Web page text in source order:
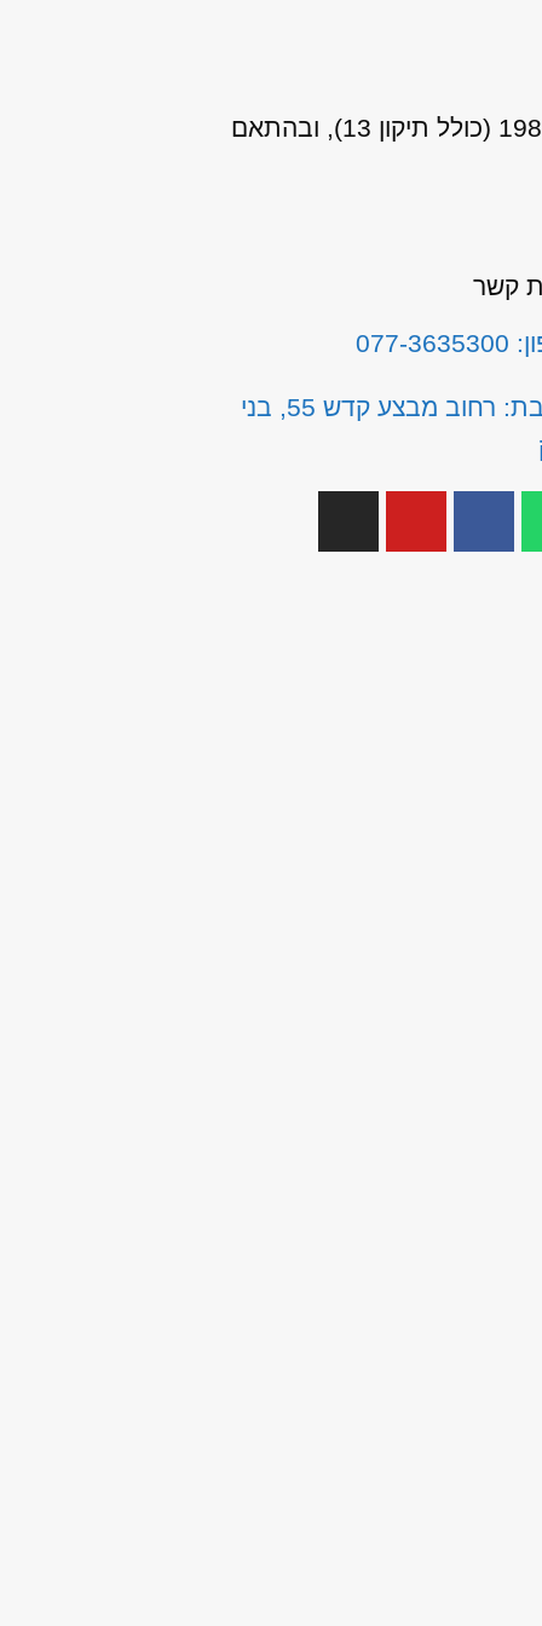
אני מאשר/ת כי ידוע לי שהפרטים שמסרתי יישמרו ויעובדו בהתאם לחוק הגנת הפרטיות, התשמ"א–1981 (כולל תיקון 13), ובהתאם
קשר
כתובת: רחוב מבצע קדש 55, בני